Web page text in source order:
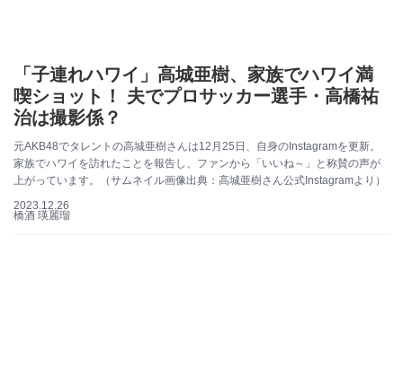
「子連れハワイ」高城亜樹、家族でハワイ満
喫ショット！ 夫でプロサッカー選手・高橋祐
治は撮影係？
元AKB48でタレントの高城亜樹さんは12月25日、自身のInstagramを更新。
家族でハワイを訪れたことを報告し、ファンから「いいね～」と称賛の声が
上がっています。（サムネイル画像出典：高城亜樹さん公式Instagramより）
2023.12.26
橋酒 瑛麗瑠